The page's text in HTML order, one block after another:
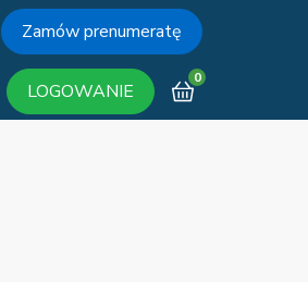
Zamów prenumeratę
LOGOWANIE
0